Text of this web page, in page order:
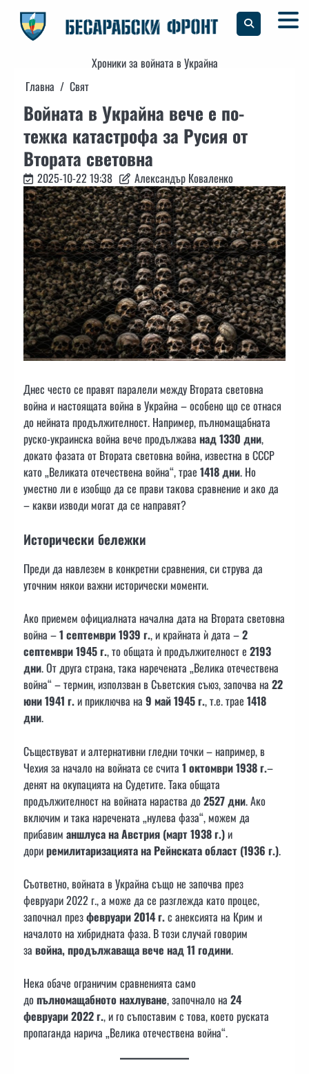
content
Хроники за войната в Украйна
Главна
Свят
Войната в Украйна вече е по-
тежка катастрофа за Русия от
Втората световна
2025-10-22 19:38 Александър Коваленко
Днес често се правят паралели между Втората световна
война и настоящата война в Украйна – особено що се отнася
до нейната продължителност. Например, пълномащабната
руско-украинска война вече продължава над 1330 дни,
докато фазата от Втората световна война, известна в СССР
като „Великата отечествена война“, трае 1418 дни. Но
уместно ли е изобщо да се прави такова сравнение и ако да
– какви изводи могат да се направят?
Исторически бележки
Преди да навлезем в конкретни сравнения, си струва да
уточним някои важни исторически моменти.
Ако приемем официалната начална дата на Втората световна
война –1 септември 1939 г., и крайната ѝ дата –2
септември 1945 г., то общата ѝ продължителност е 2193
дни. От друга страна, така наречената „Велика отечествена
война“ – термин, използван в Съветския съюз, започва на 22
юни 1941 г.и приключва на 9 май 1945 г., т.е. трае 1418
дни.
Съществуват и алтернативни гледни точки – например, в
Чехия за начало на войната се счита 1 октомври 1938 г.–
денят на окупацията на Судетите. Така общата
продължителност на войната нараства до2527 дни. Ако
включим и така наречената „нулева фаза“, можем да
прибавим аншлуса на Австрия (март 1938 г.)и
дориремилитаризацията на Рейнската област (1936 г.).
Съответно, войната в Украйна също не започва през
февруари 2022 г., а може да се разглежда като процес,
започнал презфевруари 2014 г.с анексията на Крим и
началото на хибридната фаза. В този случай говорим
за война, продължаваща вече над 11 години.
Нека обаче ограничим сравненията само
допълномащабното нахлуване, започнало на 24
февруари 2022 г., и го съпоставим с това, което руската
пропаганда нарича „Велика отечествена война“.